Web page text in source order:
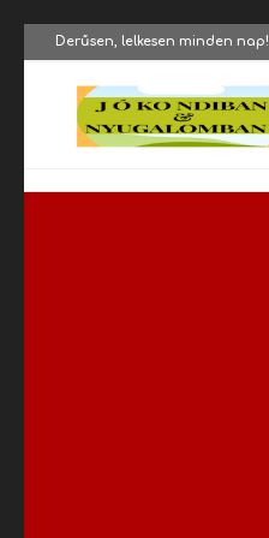
Derűsen, lelkesen minden nap!